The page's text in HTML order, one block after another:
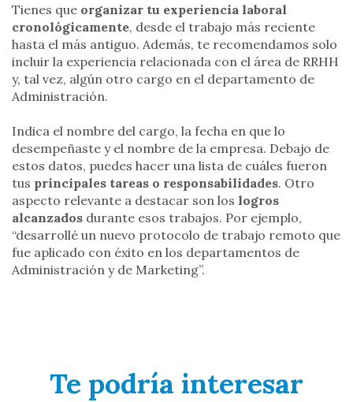
Tienes que organizar tu experiencia laboral
cronológicamente, desde el trabajo más reciente
hasta el más antiguo. Además, te recomendamos solo
incluir la experiencia relacionada con el área de RRHH
y, tal vez, algún otro cargo en el departamento de
Administración.
Indica el nombre del cargo, la fecha en que lo
desempeñaste y el nombre de la empresa. Debajo de
estos datos, puedes hacer una lista de cuáles fueron
tus principales tareas o responsabilidades. Otro
aspecto relevante a destacar son los logros
alcanzados durante esos trabajos. Por ejemplo,
“desarrollé un nuevo protocolo de trabajo remoto que
fue aplicado con éxito en los departamentos de
Administración y de Marketing”.
Te podría interesar